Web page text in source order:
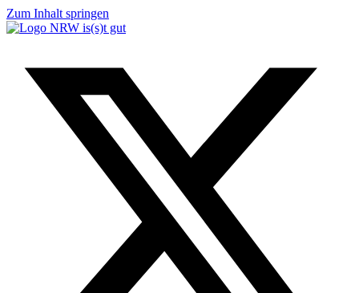
Zum Inhalt springen